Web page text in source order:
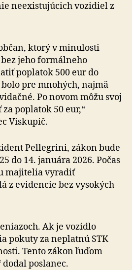
neexistujúcich vozidiel z
ktorý v minulosti
jeho formálneho
poplatok 500 eur do
pre mnohých, najmä
Po novom môžu svoj
poplatok 50 eur,“
Viskupič.
Pellegrini, zákon bude
do 14. januára 2026. Počas
majitelia vyradiť
z evidencie bez vysokých
Ak je vozidlo
pokuty za neplatnú STK
Tento zákon ľuďom
poslanec.